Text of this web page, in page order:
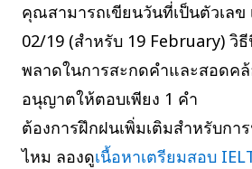
คุณสามารถเขียนวันที่เป็นตัวเลข
02/19 (สำหรับ 19 February) วิ
พลาดในการสะกดคำและสอดค
อนุญาตให้ตอบเพียง 1 คำ
ต้องการฝึกฝนเพิ่มเติมสำหรับกา
ไหม ลองดูเนื้อหาเตรียมสอบ